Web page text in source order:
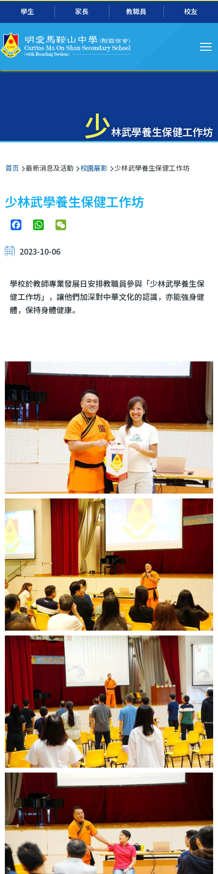
跳转到主要内容
學生 家長 教職員 校友
导
航
少林武學養生保健工作坊
面
包
屑
首页 最新消息及活動 校園展影 少林武學養生保健工作坊
少林武學養生保健工作坊
FacebookWhatsApp
2023-10-06
學校於教師專業發展日安排教職員參與「少林武學養生保
健工作坊」，讓他們加深對中華文化的認識，亦能強身健
體，保持身體健康。